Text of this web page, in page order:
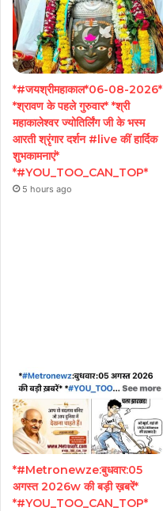
*#जयश्रीमहाकाल*06-08-2026*
*श्रावण के पहले गुरुवार* *श्री
महाकालेश्वर ज्योतिर्लिंग जी के भस्म
आरती श्रृंगार दर्शन #live कीं हार्दिक
शुभकामनाएं*
*#YOU_TOO_CAN_TOP*
5 hours ago
*#Metronewze:बुधवार:05
अगस्त 2026w की बड़ी ख़बरें*
*#YOU_TOO_CAN_TOP*